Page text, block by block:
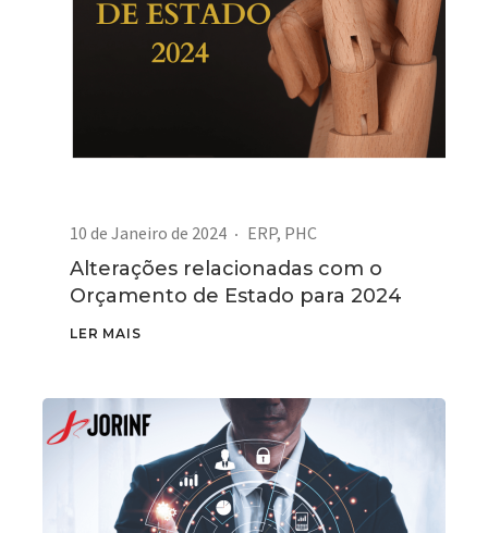
10 de Janeiro de 2024 ERP, PHC
Alterações relacionadas com o
Orçamento de Estado para 2024
LER MAIS